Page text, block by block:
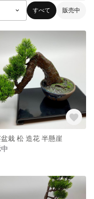
すべて 販売中
栽 松 造花 半懸崖